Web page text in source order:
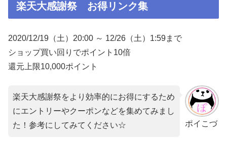
楽天大感謝祭 お得リンク集
2020/12/19（土）20:00 ～ 12/26（土）1:59まで
ショップ買い回りでポイント10倍
還元上限10,000ポイント
ポイこづ
楽天大感謝祭をより効率的にお得にするため
にエントリーやクーポンなどを集めてみまし
た！参考にしてみてください☆